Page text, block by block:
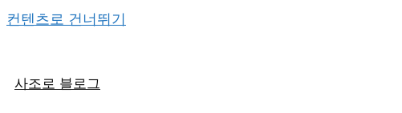
컨텐츠로 건너뛰기
사조로 블로그